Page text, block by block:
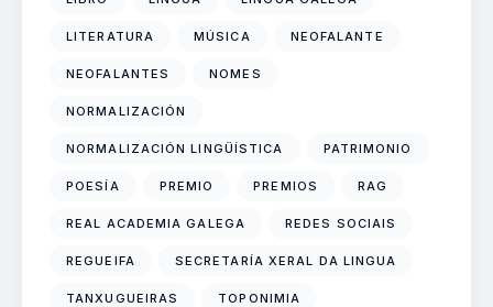
LITERATURA MÚSICA NEOFALANTE
NEOFALANTES NOMES
NORMALIZACIÓN
NORMALIZACIÓN LINGÜÍSTICA PATRIMONIO
POESÍA PREMIO PREMIOS RAG
REAL ACADEMIA GALEGA REDES SOCIAIS
REGUEIFA SECRETARÍA XERAL DA LINGUA
TANXUGUEIRAS TOPONIMIA